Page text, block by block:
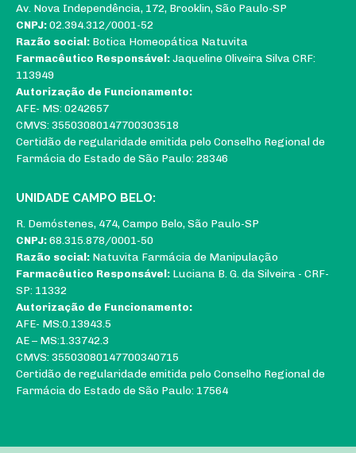
Av. Nova Independência, 172, Brooklin, São Paulo-SP
CNPJ:02.394.312/0001-52
Razão social: Botica Homeopática Natuvita
Farmacêutico Responsável:Jaqueline Oliveira Silva CRF:
113949
Autorização de Funcionamento:
AFE- MS: 0242657
CMVS: 35503080147700303518
Certidão de regularidade emitida pelo Conselho Regional de
Farmácia do Estado de São Paulo: 28346
UNIDADE CAMPO BELO:
R. Demóstenes, 474, Campo Belo, São Paulo-SP
CNPJ:68.315.878/0001-50
Razão social: Natuvita Farmácia de Manipulação
Farmacêutico Responsável: Luciana B. G. da Silveira - CRF-
SP: 11332
Autorização de Funcionamento:
AFE- MS:0.13943.5
AE – MS:1.33742.3
CMVS: 35503080147700340715
Certidão de regularidade emitida pelo Conselho Regional de
Farmácia do Estado de São Paulo: 17564